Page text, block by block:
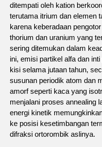
ditempati oleh kation
terutama itrium dan elemen
karena keberadaan
thorium dan uranium yang
sering ditemukan dalam
ini, emisi partikel alfa dan
kisi selama jutaan tahun,
susunan periodik atom dan
amorf seperti kaca yang
menjalani proses annealing
energi kinetik
ke posisi kesetimbangan
difraksi ortorombik aslinya.